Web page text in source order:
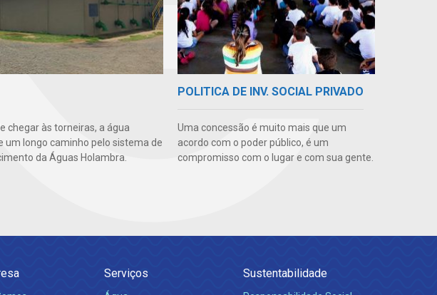
chegar às torneiras, a água
um longo caminho pelo sistema de
da Águas Holambra.
POLITICA DE INV. SOCIAL PRIVADO
Uma concessão é muito mais que um
acordo com o poder público, é um
compromisso com o lugar e com sua gente.
Serviços Sustentabilidade